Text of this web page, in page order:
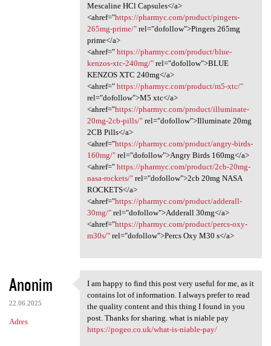
Mescaline HCl Capsules</a>
<ahref="https://pharmyc.com/product/pingers-
265mg-prime/"rel="dofollow">Pingers 265mg
prime</a>
<ahref=" https://pharmyc.com/product/blue-
kenzos-xtc-240mg/"rel="dofollow">BLUE
KENZOS XTC 240mg</a>
<ahref=" https://pharmyc.com/product/m5-xtc/"
rel="dofollow">M5 xtc</a>
<ahref="https://pharmyc.com/product/illuminate-
20mg-2cb-pills/"rel="dofollow">Illuminate 20mg
2CB Pills</a>
<ahref="https://pharmyc.com/product/angry-birds-
160mg/"rel="dofollow">Angry Birds 160mg</a>
<ahref=" https://pharmyc.com/product/2cb-20mg-
nasa-rockets/"rel="dofollow">2cb 20mg NASA
ROCKETS</a>
<ahref="https://pharmyc.com/product/adderall-
30mg/"rel="dofollow">Adderall 30mg</a>
<ahref="https://pharmyc.com/product/percs-oxy-
m30s/"rel="dofollow">Percs Oxy M30 s</a>
Anonim
22.06.2025
Adres
I am happy to find this post
I am happy to find this post very useful for me, as it
contains lot of information. I always prefer to read
the quality content and this thing I found in you
post. Thanks for sharing. what is niable pay
https://pogeo.co.uk/what-is-niable-pay/